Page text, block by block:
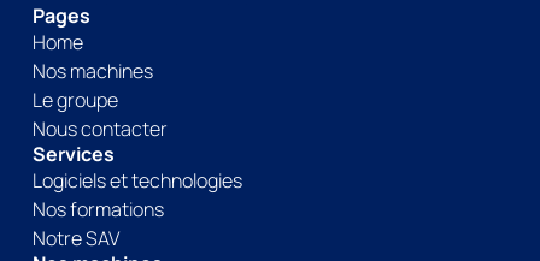
Pages
Home
Nos machines
Le groupe
Nous contacter
Services
Logiciels et technologies
Nos formations
Notre SAV